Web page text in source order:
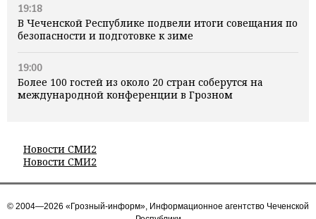
19:18
В Чеченской Республике подвели итоги совещания по
безопасности и подготовке к зиме
19:00
Более 100 гостей из около 20 стран соберутся на
международной конференции в Грозном
Новости СМИ2
Новости СМИ2
© 2004—2026 «Грозный-информ», Информационное агентство Чеченской